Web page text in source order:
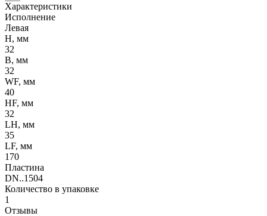
Характеристики
Исполнение
Левая
H, мм
32
B, мм
32
WF, мм
40
HF, мм
32
LH, мм
35
LF, мм
170
Пластина
DN..1504
Количество в упаковке
1
Отзывы